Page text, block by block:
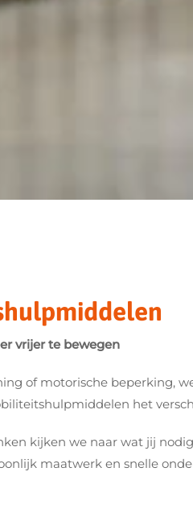
vrijer te bewegen
of motorische beperking,
het
kijken we naar wat jij
maatwerk en snelle